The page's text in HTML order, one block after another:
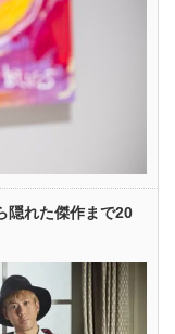
隠れた傑作まで20